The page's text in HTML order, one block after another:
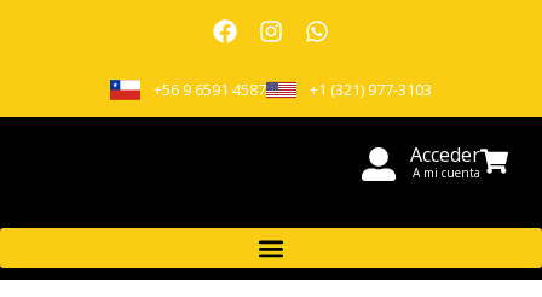
+56 9 6591 4587 +1 (321) 977-3103
Acceder
A mi cuenta